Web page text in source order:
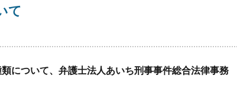
て
について、弁護士法人あいち刑事事件総合法律事務